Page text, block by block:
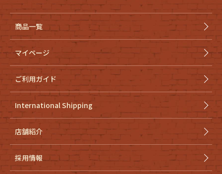
商品一覧
マイページ
ご利用ガイド
International Shipping
店舗紹介
採用情報